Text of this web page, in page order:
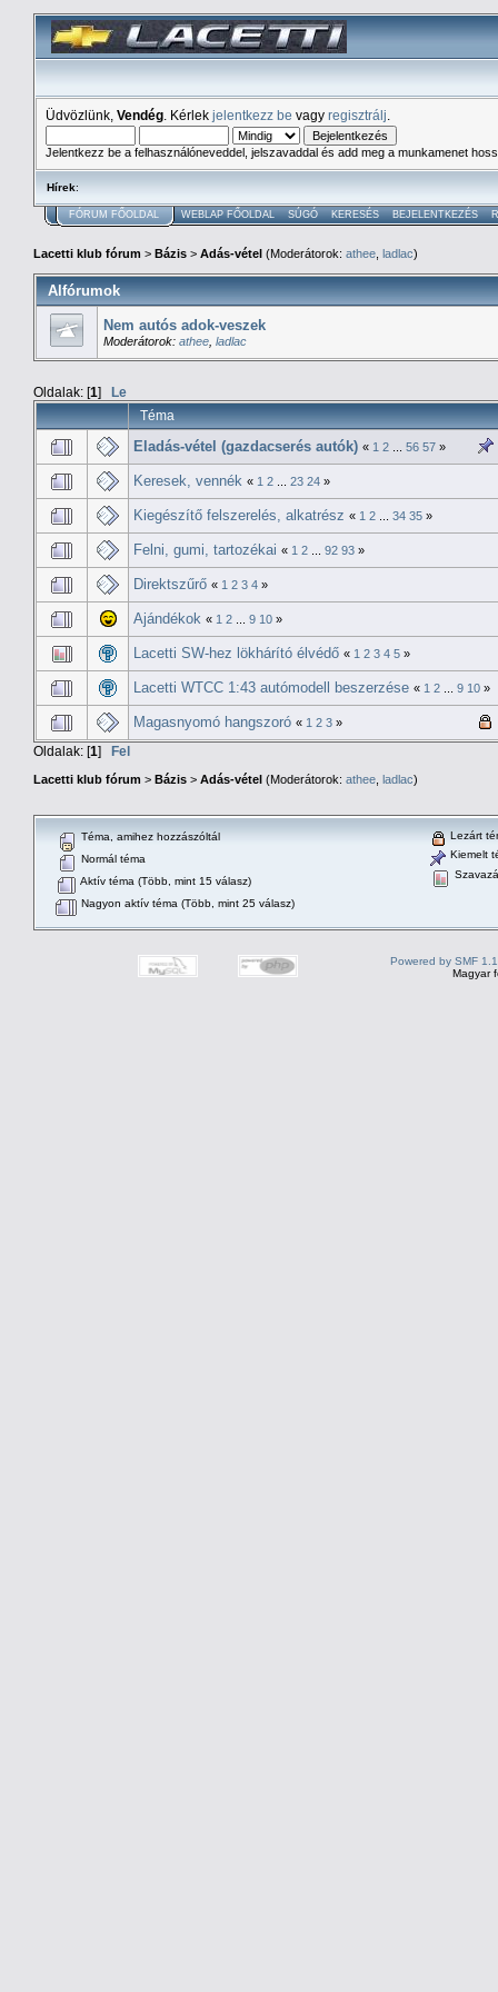
Üdvözlünk, Vendég . Kérlek jelentkezz be vagy regisztrálj
Jelentkezz be a felhasználóneveddel, jelszavaddal és add meg a munkamenet
Hírek:
FÓRUM FŐOLDAL WEBLAP FŐOLDAL SÚGÓ KERESÉS BEJELENTKEZÉS
Lacetti klub fórum > Bázis > Adás-vétel (Moderátorok: athee ladlac)
Alfórumok
Nem autós adok-veszek
Moderátorok: athee ladlac
Oldalak: [1]
Le
Téma
Eladás-vétel (gazdacserés autók) « 1 2 56 57 »
Keresek, vennék « 1 2 23 24 »
Kiegészítő felszerelés, alkatrész « 1 2 34 35 »
Felni, gumi, tartozékai « 1 2 92 93 »
Direktszűrő « 1 2 3 4 »
Ajándékok « 1 2 9 10 »
Lacetti SW-hez lökhárító élvédő « 1 2 3 4 5 »
Lacetti WTCC 1:43 autómodell beszerzése « 1 2 9 10 »
Magasnyomó hangszoró « 1 2 3 »
Oldalak: [1] Fel
Lacetti klub fórum > Bázis > Adás-vétel (Moderátorok: athee ladlac)
Téma, amihez hozzászóltál
Normál téma
Aktív téma (Több, mint 15 válasz)
Nagyon aktív téma (Több, mint 25 válasz)
Lezárt
Kiemelt
Powered by SMF
Magyar